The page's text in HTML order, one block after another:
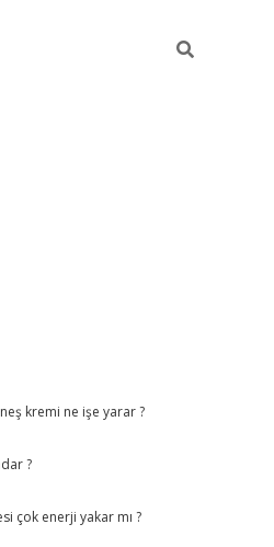
kremi ne işe yarar ?
?
çok enerji yakar mı ?